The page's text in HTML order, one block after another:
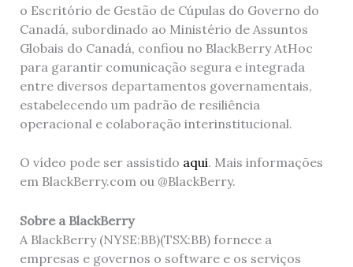
o Escritório de Gestão de Cúpulas do Governo do
Canadá, subordinado ao Ministério de Assuntos
Globais do Canadá, confiou no BlackBerry AtHoc
para garantir comunicação segura e integrada
entre diversos departamentos governamentais,
estabelecendo um padrão de resiliência
operacional e colaboração interinstitucional.
O vídeo pode ser assistido aqui. Mais informações
em BlackBerry.com ou @BlackBerry.
Sobre a BlackBerry
A BlackBerry (NYSE:BB)(TSX:BB) fornece a
empresas e governos o software e os serviços